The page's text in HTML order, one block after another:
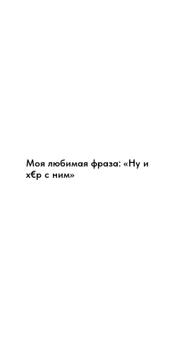
Моя любимая фраза: «Ну и
x€p с ним»